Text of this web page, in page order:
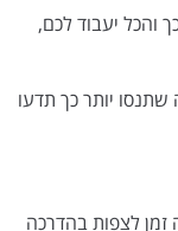
והכל יעבוד לכם,
שתנסו יותר כך תדעו
זמן לצפות בהדרכה